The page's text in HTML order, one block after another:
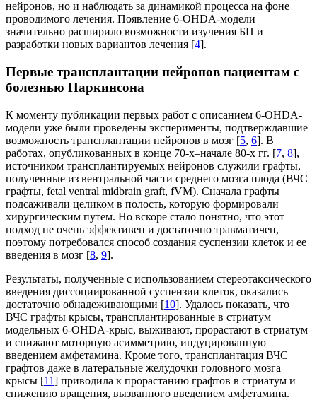
нейронов, но и наблюдать за динамикой процесса на фоне
проводимого лечения. Появление 6-OHDA-модели
значительно расширило возможности изучения БП и
разработки новых вариантов лечения [4].
Первые трансплантации нейронов пациентам с
болезнью Паркинсона
К моменту публикации первых работ с описанием 6-OHDA-
модели уже были проведены эксперименты, подтверждавшие
возможность трансплантации нейронов в мозг [5, 6]. В
работах, опубликованных в конце 70-х–начале 80-х гг. [7, 8],
источником трансплантируемых нейронов служили графты,
полученные из вентральной части среднего мозга плода (ВЧС
графты, fetal ventral midbrain graft, fVM). Сначала графты
подсаживали целиком в полость, которую формировали
хирургическим путем. Но вскоре стало понятно, что этот
подход не очень эффективен и достаточно травматичен,
поэтому потребовался способ создания суспензии клеток и ее
введения в мозг [8, 9].
Результаты, полученные с использованием стереотаксического
введения диссоциированной суспензии клеток, оказались
достаточно обнадеживающими [10]. Удалось показать, что
ВЧС графты крысы, трансплантированные в стриатум
модельных 6-OHDA-крыс, выживают, прорастают в стриатум
и снижают моторную асимметрию, индуцированную
введением амфетамина. Кроме того, трансплантация ВЧС
графтов даже в латеральные желудочки головного мозга
крысы [11] приводила к прорастанию графтов в стриатум и
снижению вращения, вызванного введением амфетамина.